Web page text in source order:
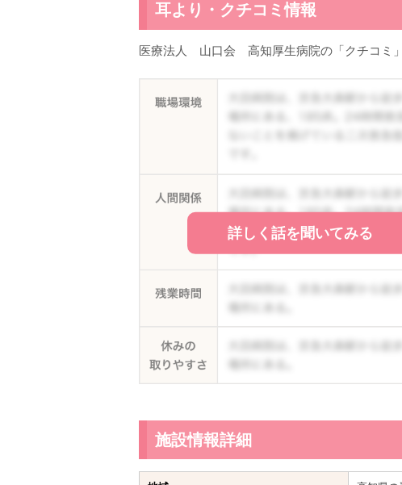
耳より・クチコミ情報
医療法人 山口会 高知厚生病院の「クチコミ
詳しく話を聞いてみる
施設情報詳細